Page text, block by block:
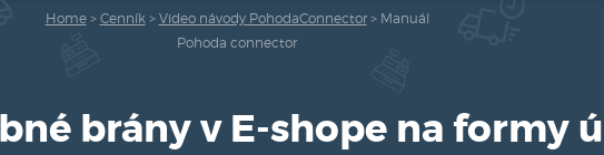
Home > Cenník > Video návody PohodaConnector > Manuál
Pohoda connector
brány v E-shope na formy